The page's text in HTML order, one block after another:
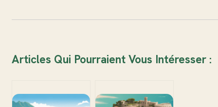
Articles Qui Pourraient Vous Intéresser :